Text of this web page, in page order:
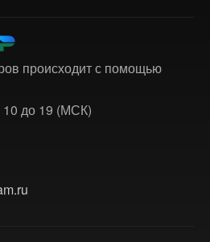
происходит с помощью
10 до 19 (МСК)